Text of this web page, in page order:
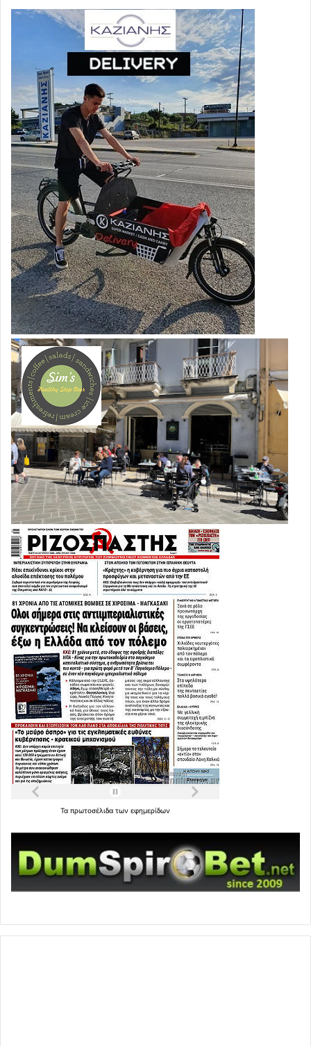
Τα πρωτοσέλιδα των εφημερίδων